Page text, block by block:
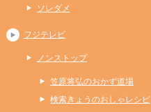
ソレダメ
フジテレビ
ノンストップ
笠原将弘のおかず道場
検索きょうのおしゃレシピ